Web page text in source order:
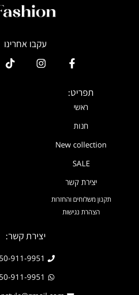
עקבו אחרינו
תפריט:
ראשי
חנות
New collection
SALE
יצירת קשר
תקנון משלוחים והחזרות
הצהרת נגישות
יצירת קשר:
911-9951
911-9951